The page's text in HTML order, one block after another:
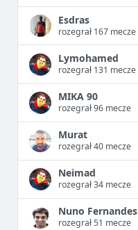
Esdras
rozegrał 167 mecze
Lymohamed
rozegrał 131 mecze
MIKA 90
rozegrał 96 mecze
Murat
rozegrał 40 mecze
Neimad
rozegrał 34 mecze
Nuno Fernandes
rozegrał 51 mecze